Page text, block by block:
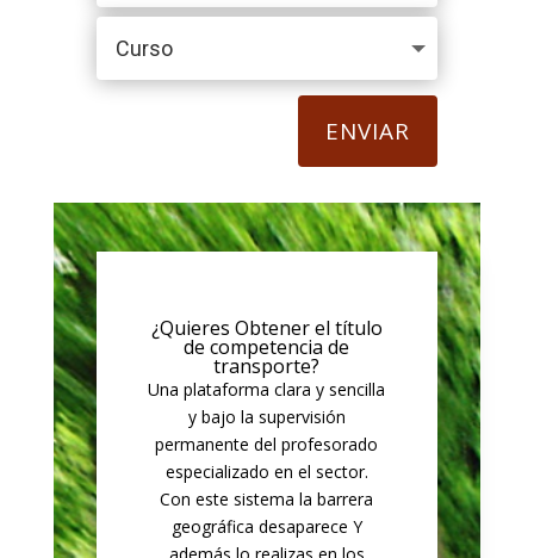
ENVIAR
¿Quieres Obtener el título
de competencia de
transporte?
Una plataforma clara y sencilla
y bajo la supervisión
permanente del profesorado
especializado en el sector.
Con este sistema la barrera
geográfica desaparece Y